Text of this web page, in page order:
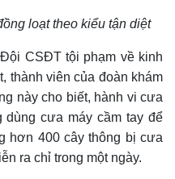
loạt theo kiểu tận diệt
CSĐT tội phạm về kinh
thành viên của đoàn khám
nàycho biết, hành vi cưa
cưa máy cầm tay để
hơn 400 cây thông bị cưa
ra chỉ trong một ngày.